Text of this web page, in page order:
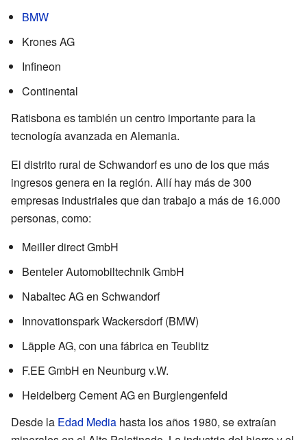
BMW
Krones AG
Infineon
Continental
Ratisbona es también un centro importante para la
tecnología avanzada en Alemania.
El distrito rural de Schwandorf es uno de los que más
ingresos genera en la región. Allí hay más de 300
empresas industriales que dan trabajo a más de 16.000
personas, como:
Meiller direct GmbH
Benteler Automobiltechnik GmbH
Nabaltec AG en Schwandorf
Innovationspark Wackersdorf (BMW)
Läpple AG, con una fábrica en Teublitz
F.EE GmbH en Neunburg v.W.
Heidelberg Cement AG en Burglengenfeld
Desde la Edad Media hasta los años 1980, se extraían